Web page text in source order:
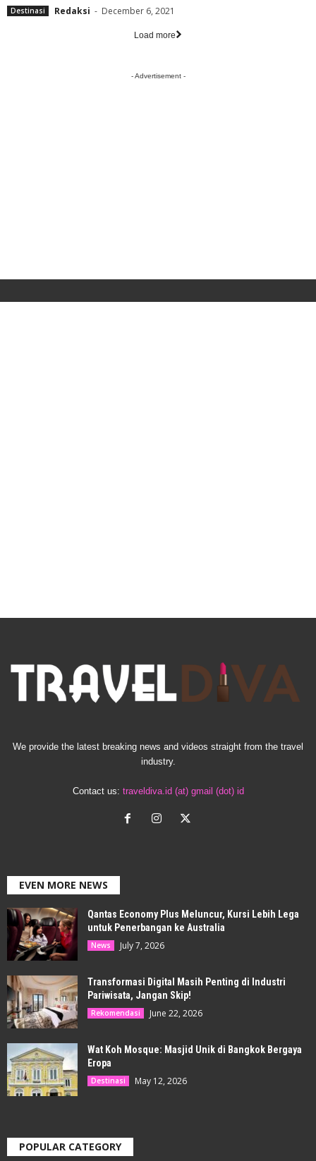
Destinasi Redaksi - December 6, 2021
Load more
- Advertisement -
We provide the latest breaking news and videos straight from the travel
industry.
Contact us: traveldiva.id (at) gmail (dot) id
EVEN MORE NEWS
Qantas Economy Plus Meluncur, Kursi Lebih Lega
untuk Penerbangan ke Australia
News July 7, 2026
Transformasi Digital Masih Penting di Industri
Pariwisata, Jangan Skip!
Rekomendasi June 22, 2026
Wat Koh Mosque: Masjid Unik di Bangkok Bergaya
Eropa
Destinasi May 12, 2026
POPULAR CATEGORY